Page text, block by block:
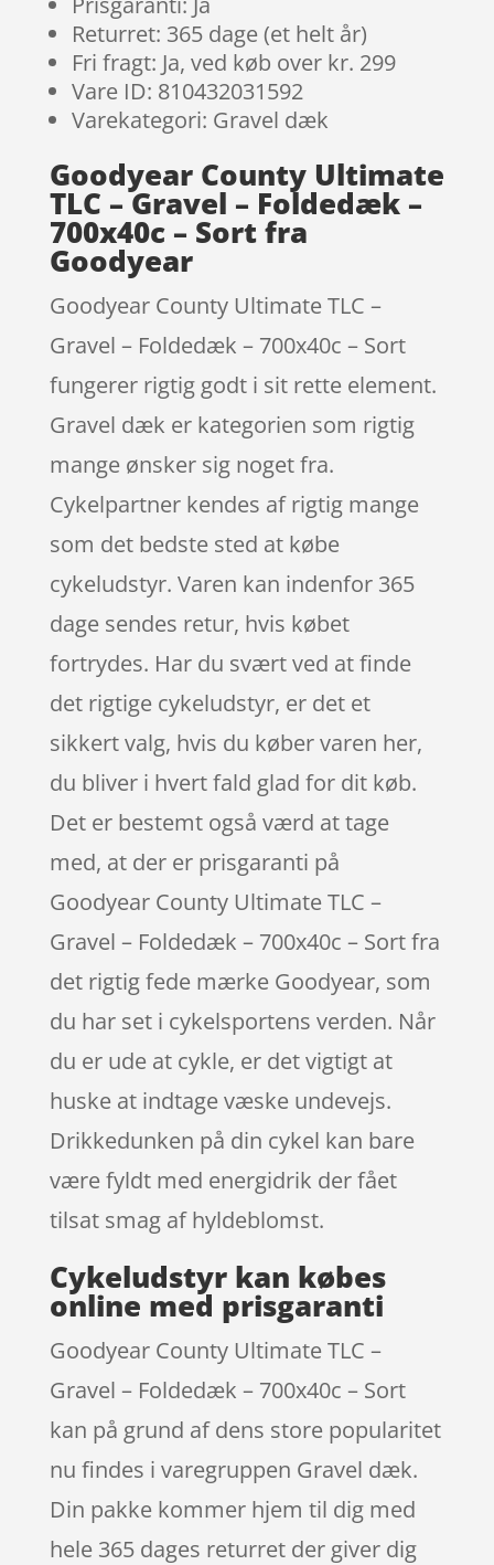
Returret: 365 dage (et helt år)
Fri fragt: Ja, ved køb over kr. 299
Vare ID: 810432031592
Varekategori: Gravel dæk
Goodyear County Ultimate
TLC – Gravel – Foldedæk –
700x40c – Sort fra
Goodyear
Goodyear County Ultimate TLC –
Gravel – Foldedæk – 700x40c – Sort
fungerer rigtig godt i sit rette element.
Gravel dæk er kategorien som rigtig
mange ønsker sig noget fra.
Cykelpartner kendes af rigtig mange
som det bedste sted at købe
cykeludstyr. Varen kan indenfor 365
dage sendes retur, hvis købet
fortrydes. Har du svært ved at finde
det rigtige cykeludstyr, er det et
sikkert valg, hvis du køber varen her,
du bliver i hvert fald glad for dit køb.
Det er bestemt også værd at tage
med, at der er prisgaranti på
Goodyear County Ultimate TLC –
Gravel – Foldedæk – 700x40c – Sort fra
det rigtig fede mærke Goodyear, som
du har set i cykelsportens verden. Når
du er ude at cykle, er det vigtigt at
huske at indtage væske undevejs.
Drikkedunken på din cykel kan bare
være fyldt med energidrik der fået
tilsat smag af hyldeblomst.
Cykeludstyr kan købes
online med prisgaranti
Goodyear County Ultimate TLC –
Gravel – Foldedæk – 700x40c – Sort
kan på grund af dens store popularitet
nu findes i varegruppen Gravel dæk.
Din pakke kommer hjem til dig med
hele 365 dages returret der giver dig